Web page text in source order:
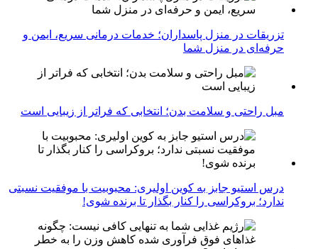
تزریقات در منزل پاسداران؛ خدمات درمانی سریع، ایمن و
حرفه‌ای در منزل شما
مبل راحتی و سلامت بدن؛ انتخابی که فراتر از زیبایی است
درس استیو جابز به کوین اولیری: محبوبیت با موفقیت نسبتی
ندارد؛ بروکراسی را کنار بگذار تا برنده شوی!